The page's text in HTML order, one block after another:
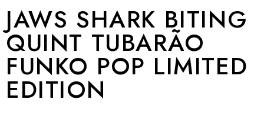
JAWS SHARK BITING
QUINT TUBARÃO
FUNKO POP LIMITED
EDITION